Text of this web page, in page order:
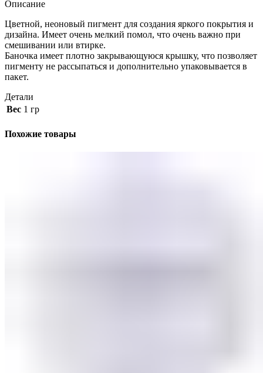
Описание
Цветной, неоновый пигмент для создания яркого покрытия и
дизайна. Имеет очень мелкий помол, что очень важно при
смешивании или втирке.
Баночка имеет плотно закрывающуюся крышку, что позволяет
пигменту не рассыпаться и дополнительно упаковывается в
пакет.
Детали
Вес 1 гр
Похожие товары